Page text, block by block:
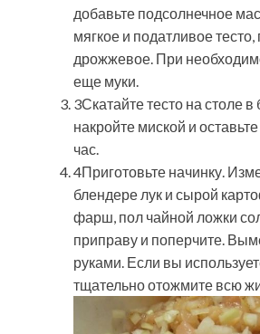
добавьте подсолнечное
мягкое и податливое
дрожжевое. При
еще муки.
3Скатайте тесто на столе
накройте миской и
час.
4Приготовьте начинку.
блендере лук и сырой
фарш, пол чайной ложки
приправу и поперчите.
руками. Если вы
тщательно отожмите всю